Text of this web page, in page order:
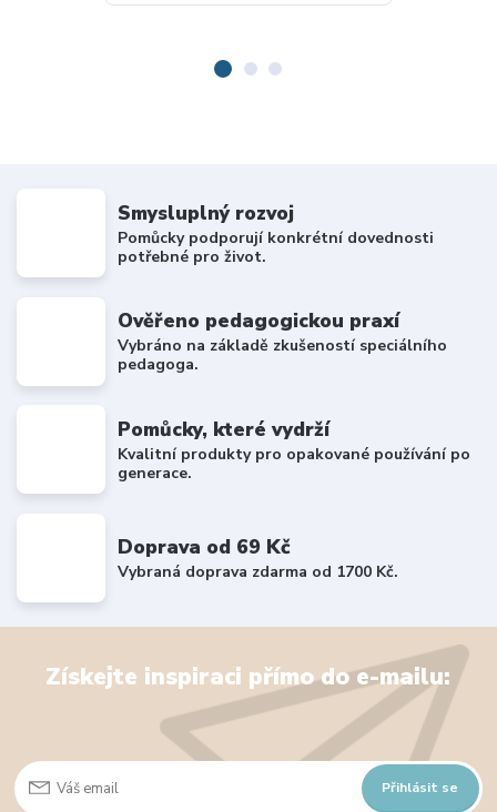
Smysluplný rozvoj
Pomůcky podporují konkrétní dovednosti
potřebné pro život.
Ověřeno pedagogickou praxí
Vybráno na základě zkušeností speciálního
pedagoga.
Pomůcky, které vydrží
Kvalitní produkty pro opakované používání po
generace.
Doprava od 69 Kč
Vybraná doprava zdarma od 1700 Kč.
Získejte inspiraci přímo do e-mailu:
Přihlásit se